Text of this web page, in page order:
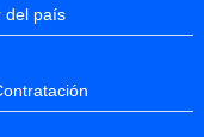
del país